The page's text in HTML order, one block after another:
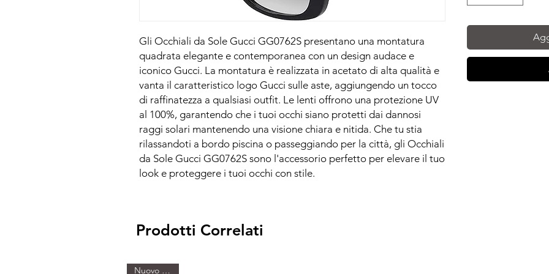
Gli Occhiali da Sole Gucci GG0762S presentano una montatura
quadrata elegante e contemporanea con un design audace e
iconico Gucci. La montatura è realizzata in acetato di alta qualità e
vanta il caratteristico logo Gucci sulle aste, aggiungendo un tocco
di raffinatezza a qualsiasi outfit. Le lenti offrono una protezione UV
al 100%, garantendo che i tuoi occhi siano protetti dai dannosi
raggi solari mantenendo una visione chiara e nitida. Che tu stia
rilassandoti a bordo piscina o passeggiando per la città, gli Occhiali
da Sole Gucci GG0762S sono l'accessorio perfetto per elevare il tuo
look e proteggere i tuoi occhi con stile.
Prodotti Correlati
Nuovo Arrivo